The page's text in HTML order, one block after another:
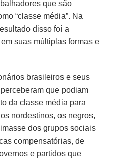
que são
“classe média”. Na
disso foi a
suas múltiplas formas e
brasileiros e seus
que podiam
da classe média para
nordestinos, os negros,
dos grupos sociais
compensatórias, de
e partidos que